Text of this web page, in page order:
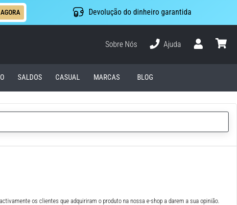
Devolução do dinheiro garantida
Sobre Nós
Ajuda
SALDOS CASUAL MARCAS BLOG
os clientes que adquiriram o produto na nossa e-shop a darem a sua opinião.